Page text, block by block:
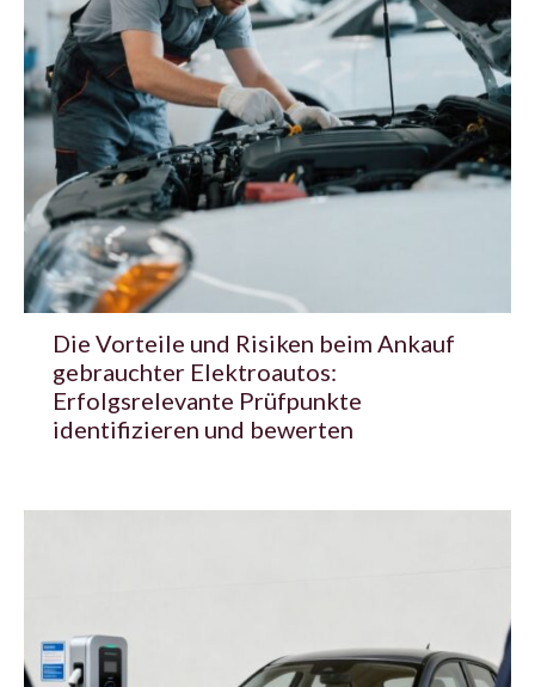
Die Vorteile und Risiken beim Ankauf
gebrauchter Elektroautos:
Erfolgsrelevante Prüfpunkte
identifizieren und bewerten